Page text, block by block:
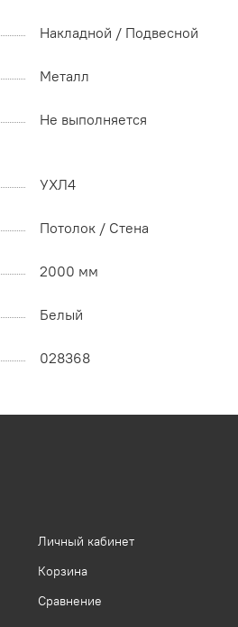
Накладной / Подвесной
Металл
Не выполняется
УХЛ4
Потолок / Cтена
2000 мм
Белый
028368
Личный кабинет
Корзина
Сравнение